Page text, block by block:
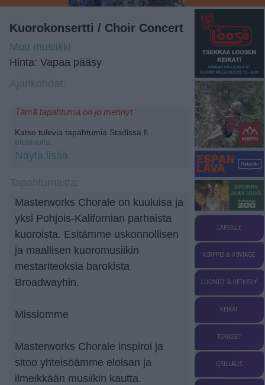
Kuorokonsertti / Choir Concert
Muu musiikki
Hinta: Vapaa pääsy
Tämä tapahtuma on jo mennyt
Katso tulevia tapahtumia Stadissa.fi -
etusivulta.
Näytä lisää
Masterworks Chorale on kuuluisa ja
yksi Pohjois-Kalifornian parhaista
kuoroista. Esitämme uskonnollisen
ja maallisen kuoromusiikin
mestariteoksia barokista
Broadwayhin.
Missiomme
Masterworks Chorale inspiroi ja
sitoo yhteisöämme eloisan ja
ilmeikkään musiikin kautta.
LAPSILLE
KIRPPIS & VINTAGE
LUONTO & RETKEILY
KEIKAT
TERASSIT
GRILLAUS